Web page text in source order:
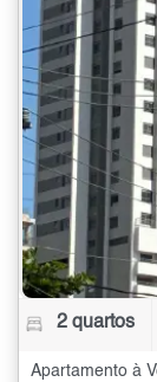
2 quartos
Apartamento à